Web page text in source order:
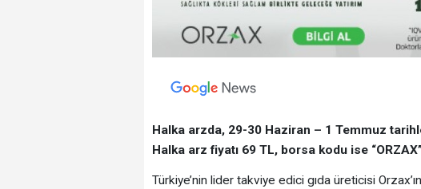
Halka arzda, 29-30 Haziran – 1 Temmuz
Halka arz fiyatı 69 TL, borsa kodu ise
Türkiye’nin lider takviye edici gıda üreticisi